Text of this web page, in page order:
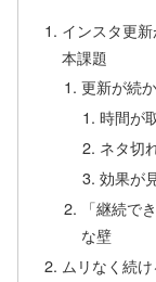
インスタ更
本課題
更新が続
時間が
ネタ切
効果が
「継続で
な壁
ムリなく続